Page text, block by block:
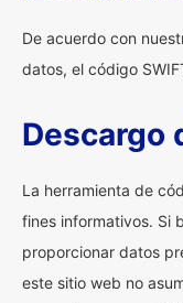
De acuerdo con
datos, el código
Descargo
La herramienta de
fines informativos. Si
proporcionar datos
este sitio web no